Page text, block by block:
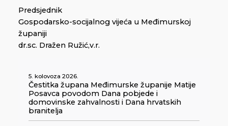
Predsjednik
Gospodarsko-socijalnog vijeća u Međimurskoj
županiji
dr.sc. Dražen Ružić,v.r.
5. kolovoza 2026.
Čestitka župana Međimurske županije Matije
Posavca povodom Dana pobjede i
domovinske zahvalnosti i Dana hrvatskih
branitelja